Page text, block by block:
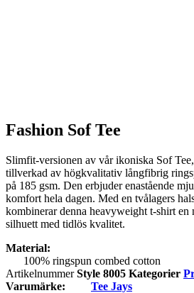
Fashion Sof Tee
Slimfit-versionen av vår ikoniska Sof
tillverkad av högkvalitativ långfibrig
på 185 gsm. Den erbjuder enastående
komfort hela dagen. Med en tvålagers
kombinerar denna heavyweight t-shirt en
silhuett med tidlös kvalitet.
Material:
100% ringspun combed cotton
ArtikelnummerStyle 8005 Kategorier
Varumärke:
Tee Jays